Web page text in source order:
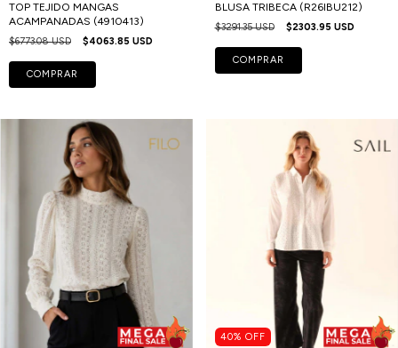
TOP TEJIDO MANGAS
ACAMPANADAS (4910413)
$6773.08 USD $4063.85 USD
COMPRAR
BLUSA TRIBECA (R26IBU212)
$3291.35 USD $2303.95 USD
COMPRAR
40% OFF